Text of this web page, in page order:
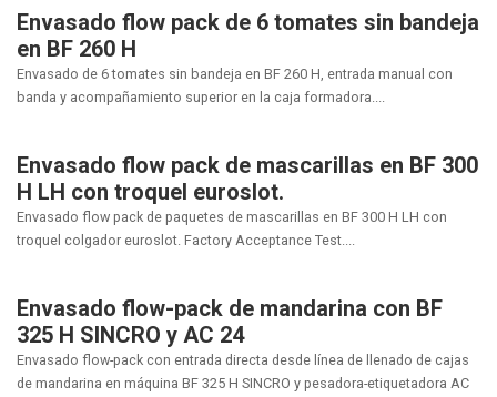
Envasado flow pack de 6 tomates sin bandeja
en BF 260 H
Envasado de 6 tomates sin bandeja en BF 260 H, entrada manual con
banda y acompañamiento superior en la caja formadora....
Envasado flow pack de mascarillas en BF 300
H LH con troquel euroslot.
Envasado flow pack de paquetes de mascarillas en BF 300 H LH con
troquel colgador euroslot. Factory Acceptance Test....
Envasado flow-pack de mandarina con BF
325 H SINCRO y AC 24
Envasado flow-pack con entrada directa desde línea de llenado de cajas
de mandarina en máquina BF 325 H SINCRO y pesadora-etiquetadora AC